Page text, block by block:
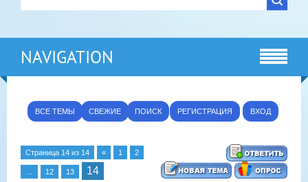
NAVIGATION
ВСЕ ТЕМЫ СВЕЖИЕ ПОИСК РЕГИСТРАЦИЯ ВХОД
Страница 14 из 14 « 1 2
12 13
14